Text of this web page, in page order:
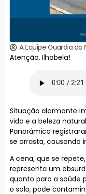
A Equipe Guardiã da
Atenção, Ilhabela!
Situação alarmante
vida e a beleza
Panorâmica
se arrasta, causando
A cena, que se
representa um
quanto para a saúde
o solo, pode